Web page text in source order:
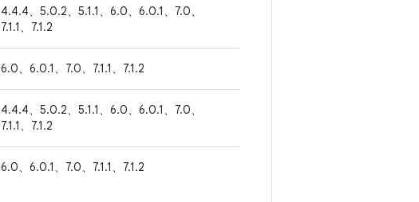
4.4.4、5.0.2、5.1.1、6.0、6.0.1、7.0、
7.1.1、7.1.2
6.0、6.0.1、7.0、7.1.1、7.1.2
4.4.4、5.0.2、5.1.1、6.0、6.0.1、7.0、
7.1.1、7.1.2
6.0、6.0.1、7.0、7.1.1、7.1.2